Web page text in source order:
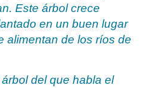
Este árbol crece
en un buen lugar
alimentan de los ríos de
del que habla el